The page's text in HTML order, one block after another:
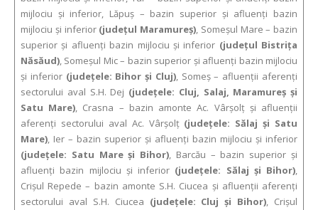
mijlociu şi inferior, Lăpuş – bazin superior şi afluenţi bazin
mijlociu şi inferior (judeţul Maramureş), Someşul Mare – bazin
superior şi afluenţi bazin mijlociu şi inferior (judeţul Bistriţa
Năsăud), Someşul Mic – bazin superior şi afluenţi bazin mijlociu
şi inferior (judeţele: Bihor şi Cluj), Someş – afluenţii aferenţi
sectorului aval S.H. Dej (judeţele: Cluj, Salaj, Maramureş şi
Satu Mare), Crasna – bazin amonte Ac. Vârşolţ şi afluenţii
aferenţi sectorului aval Ac. Vârşolţ (judeţele: Sălaj şi Satu
Mare), Ier – bazin superior şi afluenţi bazin mijlociu şi inferior
(judeţele: Satu Mare şi Bihor), Barcău – bazin superior şi
afluenţi bazin mijlociu şi inferior (judeţele: Sălaj şi Bihor),
Crişul Repede – bazin amonte S.H. Ciucea şi afluenţii aferenţi
sectorului aval S.H. Ciucea (judeţele: Cluj şi Bihor), Crişul